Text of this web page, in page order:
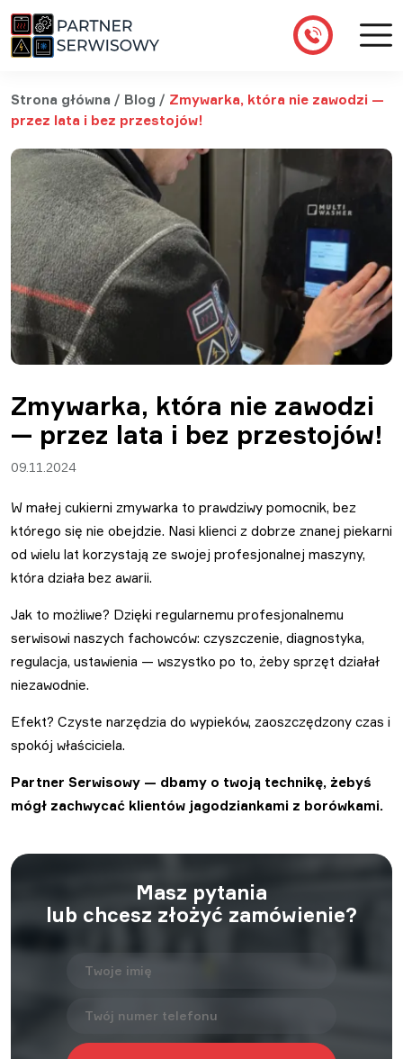
Strona główna / Blog / Zmywarka, która nie zawodzi —
przez lata i bez przestojów!
Zmywarka, która nie zawodzi
— przez lata i bez przestojów!
09.11.2024
W małej cukierni zmywarka to prawdziwy pomocnik, bez
którego się nie obejdzie. Nasi klienci z dobrze znanej piekarni
od wielu lat korzystają ze swojej profesjonalnej maszyny,
która działa bez awarii.
Jak to możliwe? Dzięki regularnemu profesjonalnemu
serwisowi naszych fachowców: czyszczenie, diagnostyka,
regulacja, ustawienia — wszystko po to, żeby sprzęt działał
niezawodnie.
Efekt? Czyste narzędzia do wypieków, zaoszczędzony czas i
spokój właściciela.
Partner Serwisowy — dbamy o twoją technikę, żebyś
mógł zachwycać klientów jagodziankami z borówkami.
Masz pytania
lub chcesz złożyć zamówienie?